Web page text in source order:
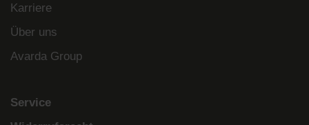
Karriere
Über uns
Avarda Group
Service